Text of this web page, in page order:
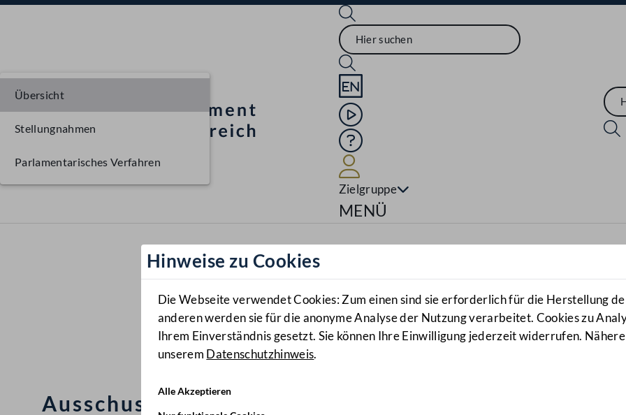
Sprache English
Mediathek
Hilfe
Zielgruppe
Navigationsmenü öffnen
MENÜ
Hinweise zu Cookies
Die Webseite verwendet Cookies: Zum einen sind sie erforderlich für die Herstellung
anderen werden sie für die anonyme Analyse der Nutzung verarbeitet. Cookies zu
Ihrem Einverständnis gesetzt. Sie können Ihre Einwilligung jederzeit widerrufen.
unserem Datenschutzhinweis.
Alle Akzeptieren
Ausschussbegutachtung betr. "Initiative Raumluft
Übersicht
Stellungnahmen
Parlamentarisches Verfahren